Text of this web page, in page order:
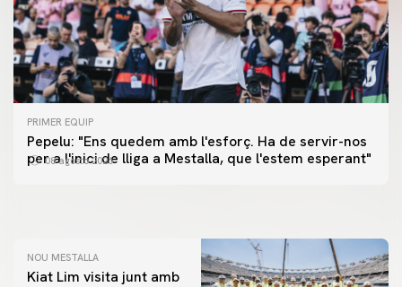
PRIMER EQUIP
Pepelu: "Ens quedem amb l'esforç. Ha de servir-nos
per a l'inici de lliga a Mestalla, que l'estem esperant"
08 agosto 2026
PRIMER EQUIP
📸 #ValenciaNUFC
PRIMER EQUIP
MESTALLA 📍
NOU MESTALLA
Kiat Lim visita junt amb